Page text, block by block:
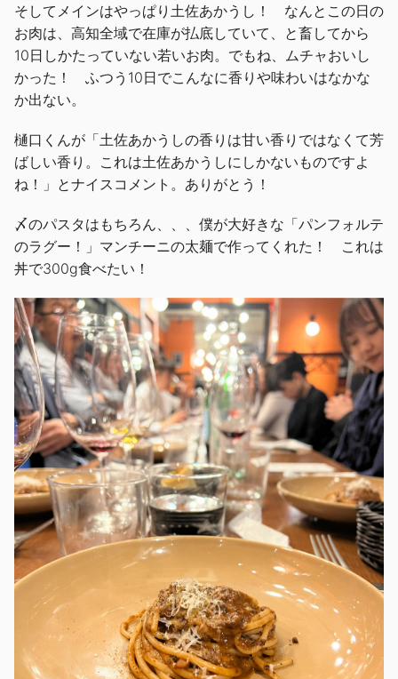
そしてメインはやっぱり土佐あかうし！ なんとこの日の
お肉は、高知全域で在庫が払底していて、と畜してから
10日しかたっていない若いお肉。でもね、ムチャおいし
かった！ ふつう10日でこんなに香りや味わいはなかな
か出ない。
樋口くんが「土佐あかうしの香りは甘い香りではなくて芳
ばしい香り。これは土佐あかうしにしかないものですよ
ね！」とナイスコメント。ありがとう！
〆のパスタはもちろん、、、僕が大好きな「パンフォルテ
のラグー！」マンチーニの太麺で作ってくれた！ これは
丼で300g食べたい！